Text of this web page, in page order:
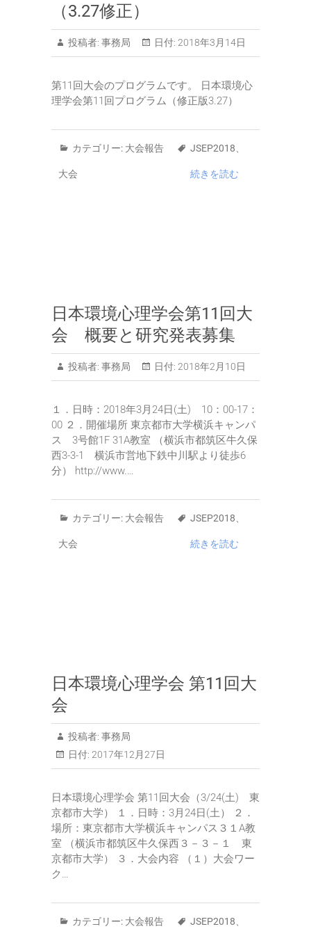
（3.27修正）
投稿者: 事務局 日付: 2018年3月14日
第11回大会のプログラムです。 日本環境心
理学会第11回プログラム（修正版3.27）
カテゴリー: 大会報告 JSEP2018
大会 続きを読む
日本環境心理学会第11回大
会 概要と研究発表募集
投稿者: 事務局 日付: 2018年2月10日
１．日時：2018年3月24日(土) 10：00-17：
00 ２．開催場所 東京都市大学横浜キャンパ
ス 3号館1F 31A教室 （横浜市都筑区牛久保
西3-3-1 横浜市営地下鉄中川駅より徒歩6
分） http://www.…
カテゴリー: 大会報告 JSEP2018
大会 続きを読む
日本環境心理学会 第11回大
会
投稿者: 事務局
日付: 2017年12月27日
日本環境心理学会 第11回大会（3/24(土) 東
京都市大学） １．日時：3月24日(土） ２．
場所：東京都市大学横浜キャンパス３１A教
室 （横浜市都筑区牛久保西３－３－１ 東
京都市大学） ３．大会内容 （１）大会ワー
ク…
カテゴリー: 大会報告 JSEP2018